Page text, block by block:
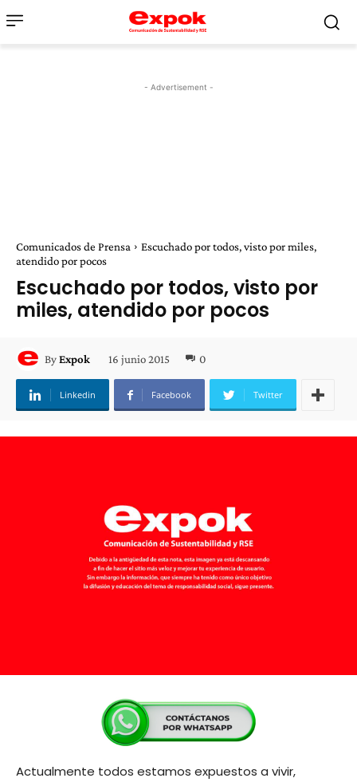
- Advertisement -
Comunicados de Prensa
Escuchado por todos, visto por miles,
atendido por pocos
Escuchado por todos, visto por
miles, atendido por pocos
ByExpok 16 junio 2015 0
Linkedin Facebook Twitter
Actualmente todos estamos expuestos a vivir,